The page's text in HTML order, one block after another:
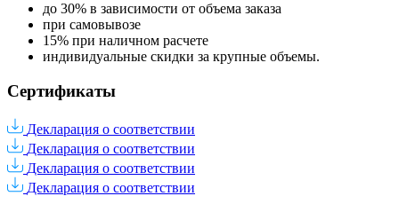
до 30% в зависимости от объема заказа
при самовывозе
15% при наличном расчете
индивидуальные скидки за крупные объемы.
Сертификаты
Декларация о соответствии
Декларация о соответствии
Декларация о соответствии
Декларация о соответствии